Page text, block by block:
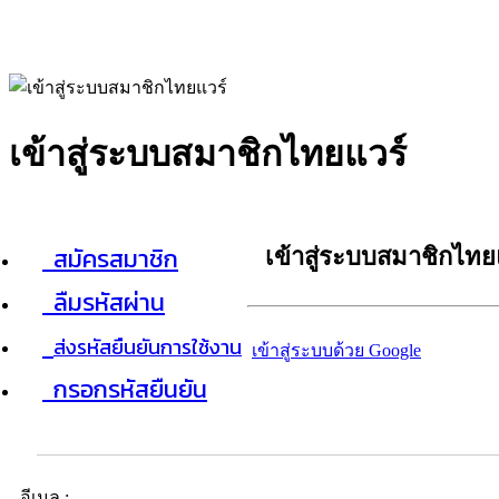
เข้าสู่ระบบสมาชิกไทยแวร์
สมัครสมาชิก
ลืมรหัสผ่าน
ส่งรหัสยืนยันการใช้งาน
กรอกรหัสยืนยัน
เข้าสู่ระบบสมาชิกไท
เข้าสู่ระบบด้วย Google